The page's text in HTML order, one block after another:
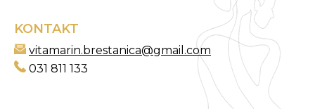
KONTAKT
vitamarin.brestanica@gmail.com
031 811 133